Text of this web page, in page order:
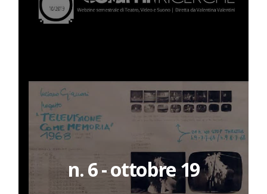
n. 6 - ottobre 19